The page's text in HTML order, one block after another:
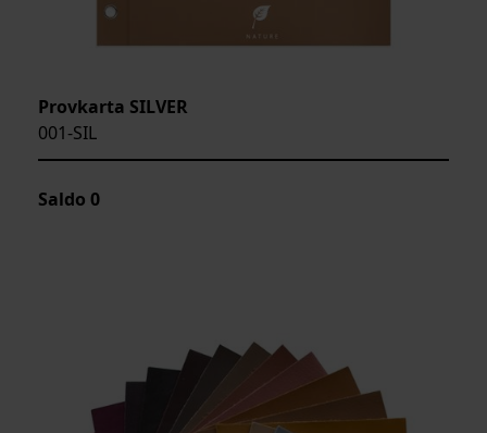
Provkarta SILVER
001-SIL
Saldo 0